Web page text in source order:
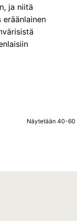
ja niitä
Näytetään 40-60